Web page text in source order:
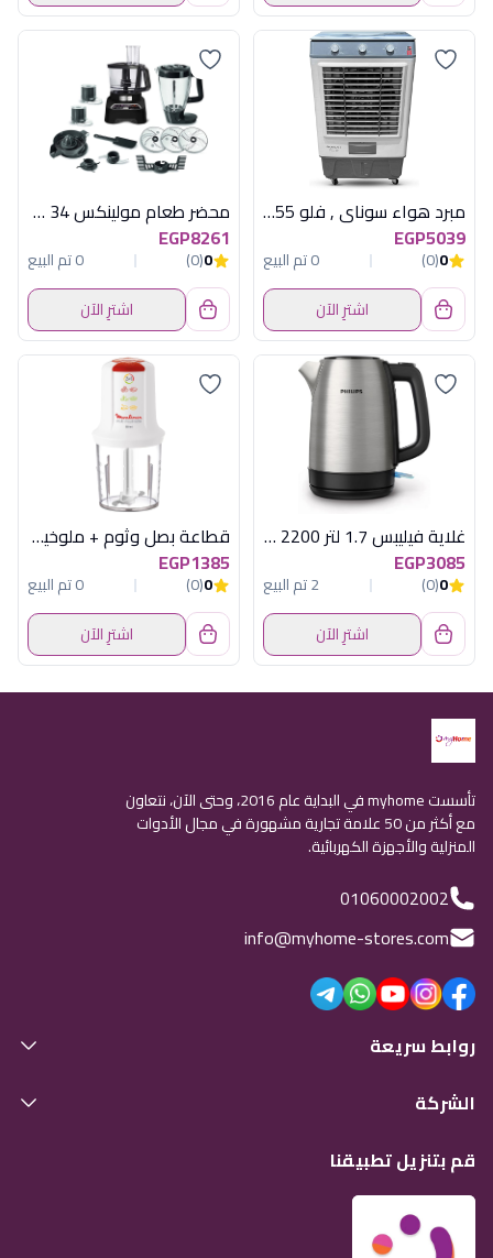
مبرد هواء سوناي , فلو 55 , 55 لتر , 3 سرعات MAR 55 AC
EGP5039
0
(0)
0 تم البيع
اشترِ الآن
محضر طعام مولينكس 34 وظيفة 1000 وات اسود
EGP8261
0
(0)
0 تم البيع
اشترِ الآن
غلاية فيليبس 1.7 لتر 2200 وات
EGP3085
0
(0)
2 تم البيع
اشترِ الآن
قطاعة بصل وثوم + ملوخية مولينكس 500 وات
EGP1385
0
(0)
0 تم البيع
اشترِ الآن
تأسست myhome في البداية عام 2016، وحتى الآن، نتعاون
مع أكثر من 50 علامة تجارية مشهورة في مجال الأدوات
المنزلية والأجهزة الكهربائية.
01060002002
info@myhome-stores.com
روابط سريعة
الشركة
قم بتنزيل تطبيقنا